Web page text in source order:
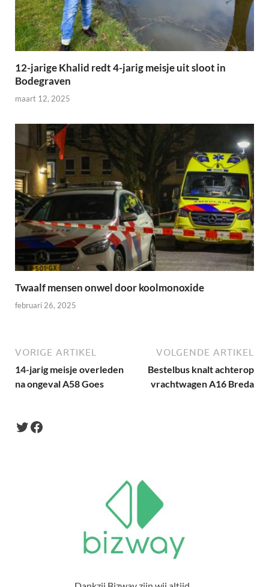
12-jarige Khalid redt 4-jarig meisje uit sloot in
Bodegraven
maart 12, 2025
Twaalf mensen onwel door koolmonoxide
februari 26, 2025
VORIGE ARTIKEL
14-jarig meisje overleden
na ongeval A58 Goes
VOLGENDE ARTIKEL
Bestelbus knalt achterop
vrachtwagen A16 Breda